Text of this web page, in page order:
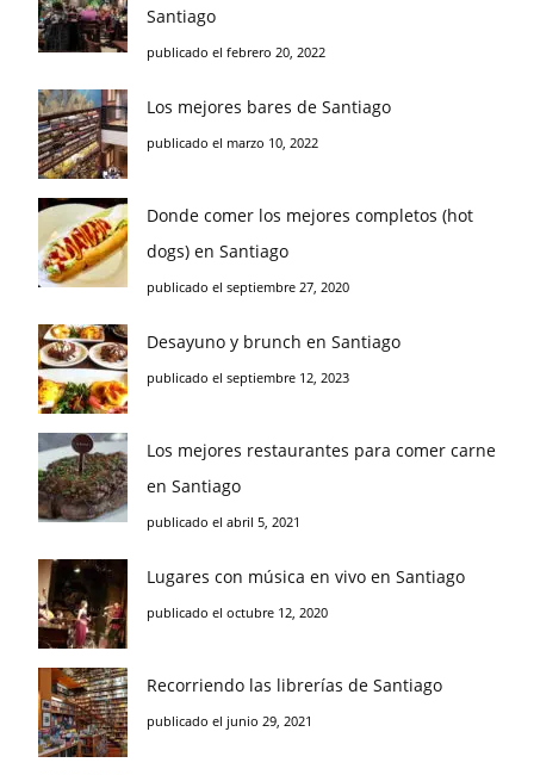
Santiago
publicado el febrero 20, 2022
Los mejores bares de Santiago
publicado el marzo 10, 2022
Donde comer los mejores completos (hot
dogs) en Santiago
publicado el septiembre 27, 2020
Desayuno y brunch en Santiago
publicado el septiembre 12, 2023
Los mejores restaurantes para comer carne
en Santiago
publicado el abril 5, 2021
Lugares con música en vivo en Santiago
publicado el octubre 12, 2020
Recorriendo las librerías de Santiago
publicado el junio 29, 2021